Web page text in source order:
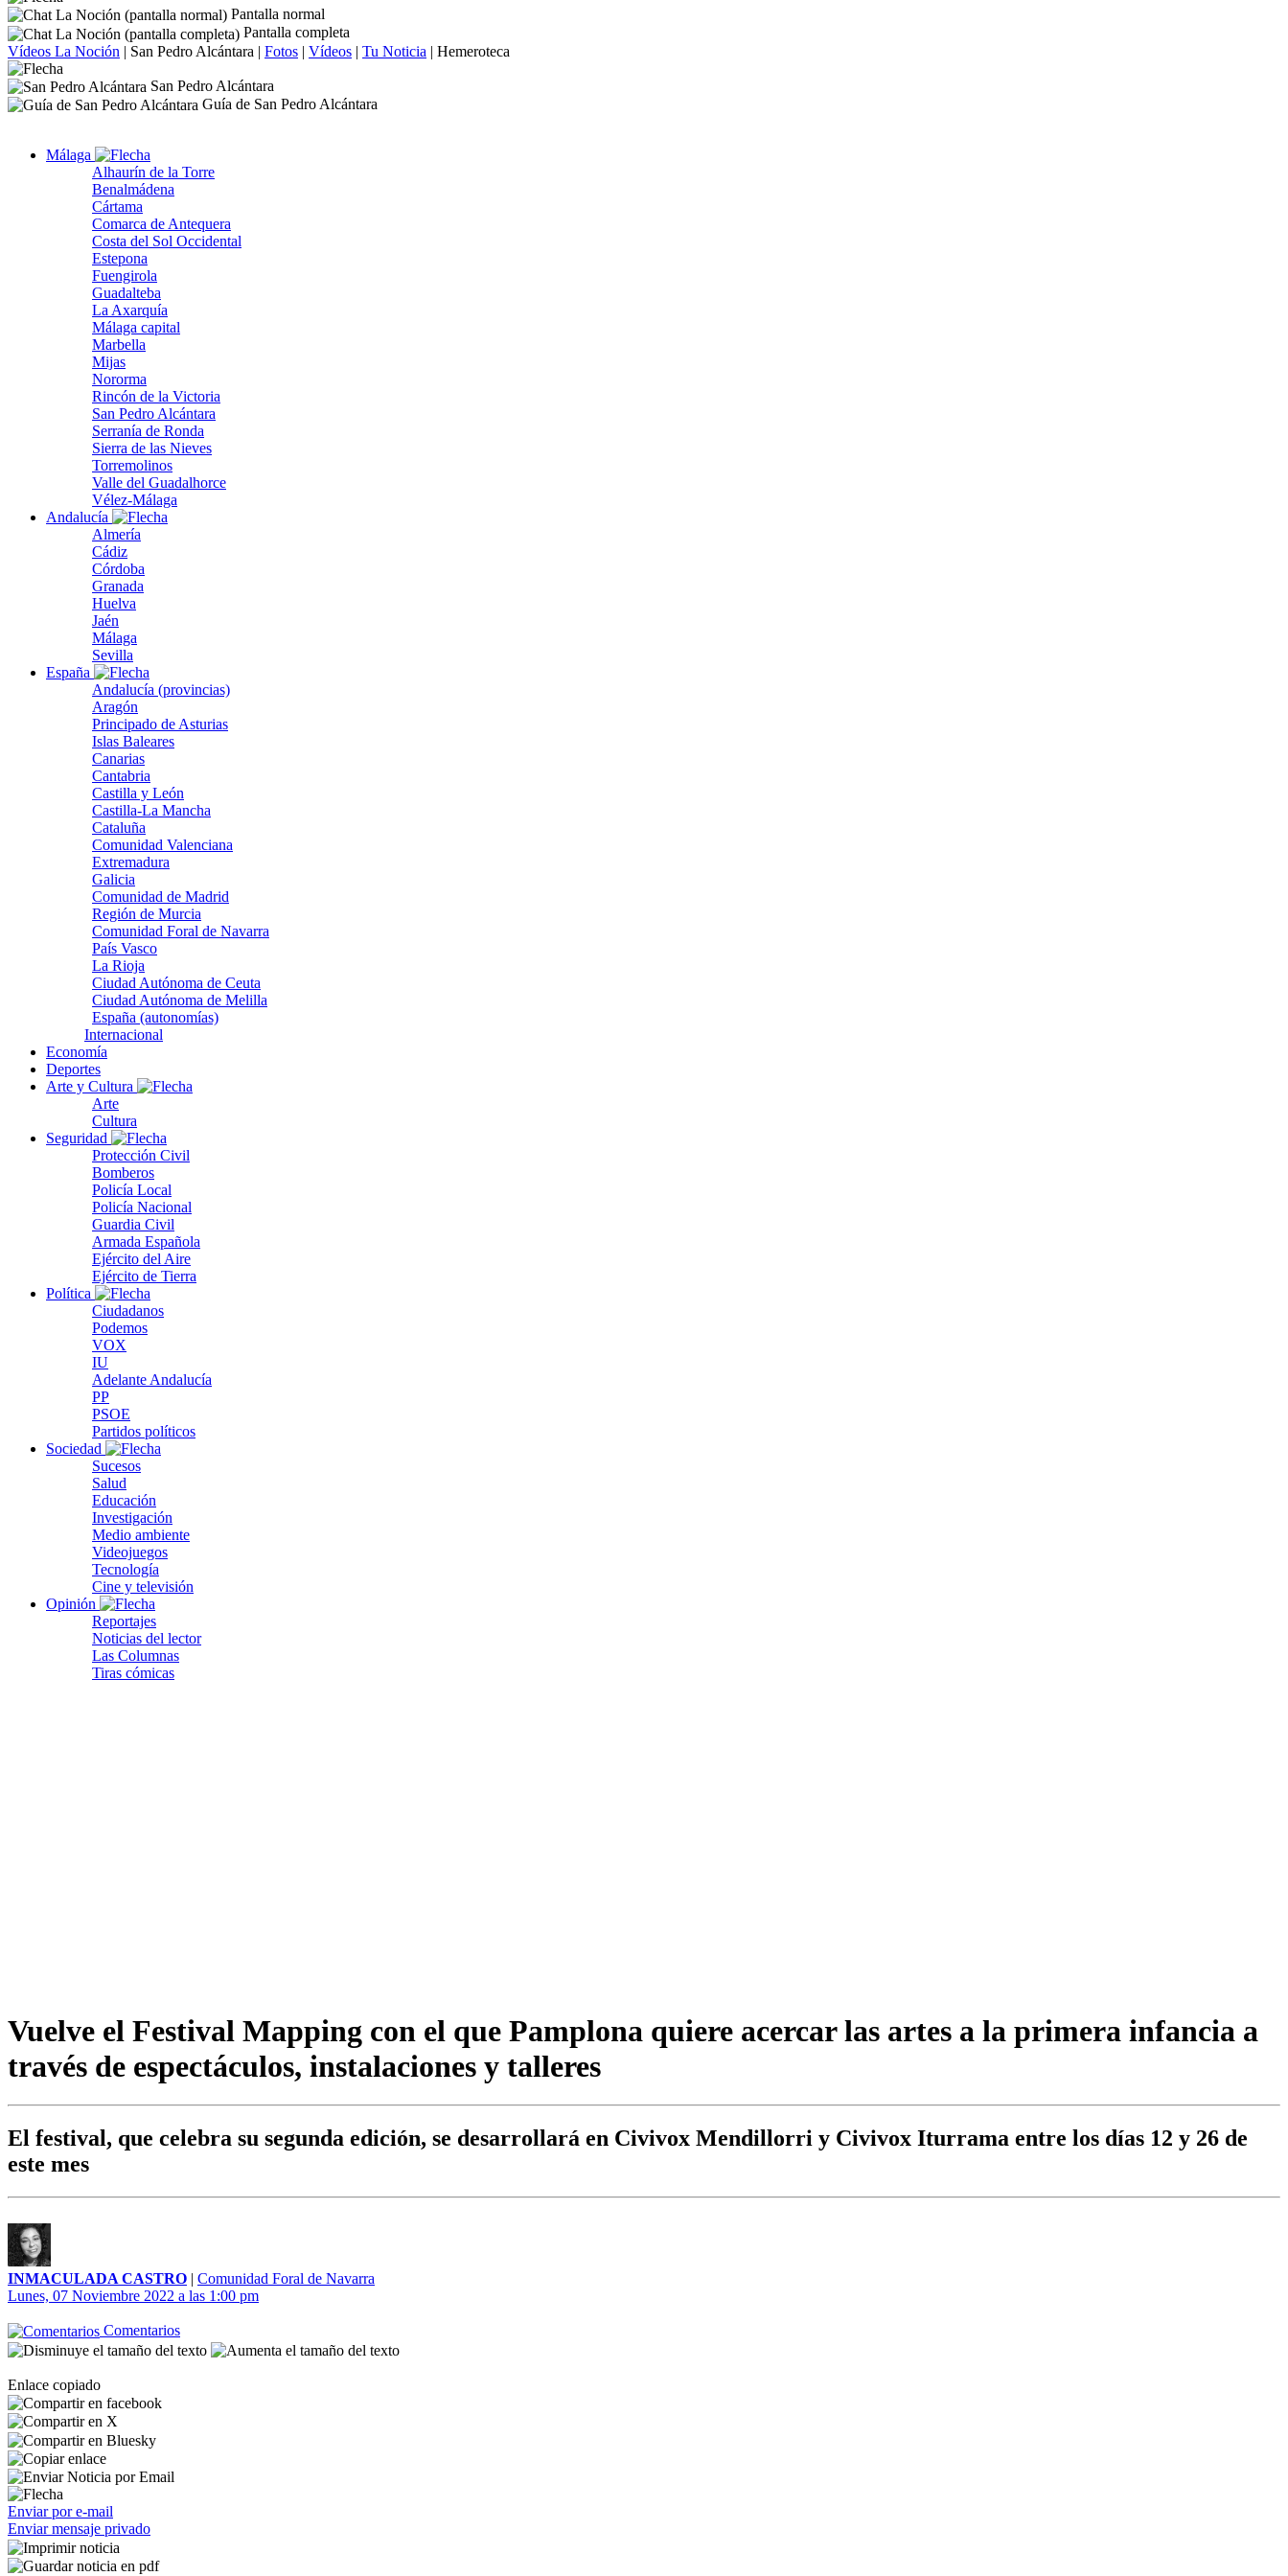
Pantalla normal
Pantalla completa
Vídeos La Noción | San Pedro Alcántara | Fotos | Vídeos | Tu Noticia | Hemeroteca
San Pedro Alcántara
Guía de San Pedro Alcántara
Málaga
Alhaurín de la Torre
Benalmádena
Cártama
Comarca de Antequera
Costa del Sol Occidental
Estepona
Fuengirola
Guadalteba
La Axarquía
Málaga capital
Marbella
Mijas
Nororma
Rincón de la Victoria
San Pedro Alcántara
Serranía de Ronda
Sierra de las Nieves
Torremolinos
Valle del Guadalhorce
Vélez-Málaga
Andalucía
Almería
Cádiz
Córdoba
Granada
Huelva
Jaén
Málaga
Sevilla
España
Andalucía (provincias)
Aragón
Principado de Asturias
Islas Baleares
Canarias
Cantabria
Castilla y León
Castilla-La Mancha
Cataluña
Comunidad Valenciana
Extremadura
Galicia
Comunidad de Madrid
Región de Murcia
Comunidad Foral de Navarra
País Vasco
La Rioja
Ciudad Autónoma de Ceuta
Ciudad Autónoma de Melilla
España (autonomías)
Internacional
Economía
Deportes
Arte y Cultura
Arte
Cultura
Seguridad
Protección Civil
Bomberos
Policía Local
Policía Nacional
Guardia Civil
Armada Española
Ejército del Aire
Ejército de Tierra
Política
Ciudadanos
Podemos
VOX
IU
Adelante Andalucía
PP
PSOE
Partidos políticos
Sociedad
Sucesos
Salud
Educación
Investigación
Medio ambiente
Videojuegos
Tecnología
Cine y televisión
Opinión
Reportajes
Noticias del lector
Las Columnas
Tiras cómicas
Vuelve el Festival Mapping con el que Pamplona quiere acercar las artes a la primera infancia a
través de espectáculos, instalaciones y talleres
El festival, que celebra su segunda edición, se desarrollará en Civivox Mendillorri y Civivox Iturrama entre los días 12 y 26 de
este mes
INMACULADA CASTRO | Comunidad Foral de Navarra
Lunes, 07 Noviembre 2022 a las 1:00 pm
Comentarios
Enlace copiado
Enviar por e-mail
Enviar mensaje privado